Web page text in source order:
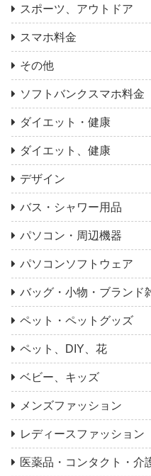
スポーツ、アウトドア
スマホ料金
その他
ソフトバンクスマホ料金
ダイエット・健康
ダイエット、健康
デザイン
バス・シャワー用品
パソコン・周辺機器
パソコンソフトウェア
バッグ・小物・ブランド
ペット・ペットグッズ
ペット、DIY、花
ベビー、キッズ
メンズファッション
レディースファッション
医薬品・コンタクト・介